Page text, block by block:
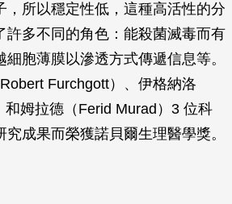
，所以穩定性低，這種高活性的分
許多不同的角色：能殺菌滅毒而有
胞薄膜以滲透方式傳遞信息等。
Furchgott）、伊格納洛
和姆拉德（Ferid Murad）3 位科
成果而榮獲諾貝爾生理醫學獎。